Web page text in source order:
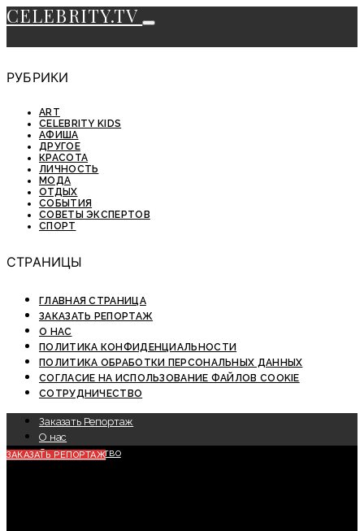
CELEBRITY.TV
РУБРИКИ
ART
CELEBRITY KIDS
АФИША
ДРУГОЕ
КРАСОТА
ЛИЧНОСТЬ
МОДА
ОТДЫХ
СОБЫТИЯ
СОВЕТЫ ЭКСПЕРТОВ
СПОРТ
СТРАНИЦЫ
ГЛАВНАЯ СТРАНИЦА
ЗАКАЗАТЬ РЕПОРТАЖ
О НАС
ПОЛИТИКА КОНФИДЕНЦИАЛЬНОСТИ
ПОЛИТИКА ОБРАБОТКИ ПЕРСОНАЛЬНЫХ ДАННЫХ
СОГЛАСИЕ НА ИСПОЛЬЗОВАНИЕ ФАЙЛОВ COOKIE
СОТРУДНИЧЕСТВО
Заказать Репортаж
О нас
Сотрудничество
ЗАКАЗАТЬ РЕПОРТАЖ